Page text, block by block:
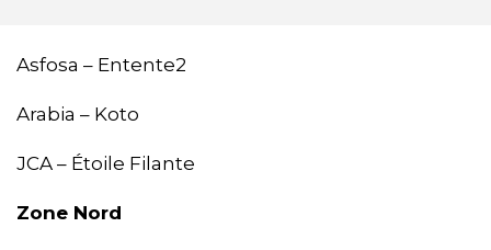
Asfosa – Entente2
Arabia – Koto
JCA – Étoile Filante
Zone Nord